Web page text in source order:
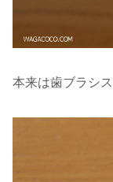
本来は歯ブラシ